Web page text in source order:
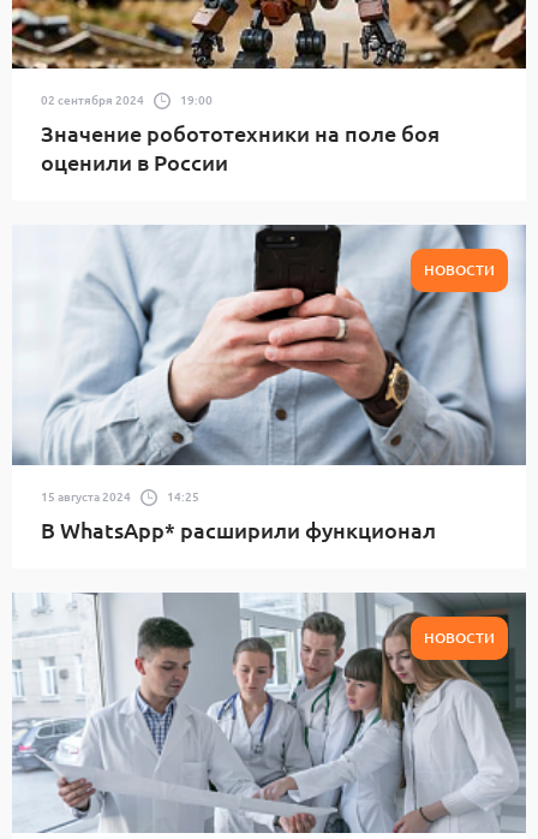
02 сентября 2024 19:00
Значение робототехники на поле боя
оценили в России
НОВОСТИ
15 августа 2024 14:25
В WhatsApp* расширили функционал
НОВОСТИ